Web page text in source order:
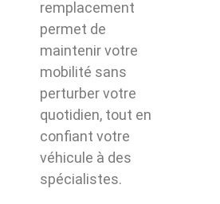
remplacement
permet de
maintenir votre
mobilité sans
perturber votre
quotidien, tout en
confiant votre
véhicule à des
spécialistes.